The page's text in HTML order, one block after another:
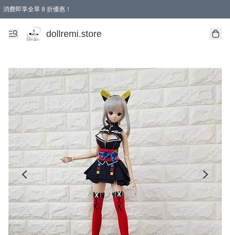
消費即享全單 8 折優惠！
購物滿 HKD 1500.00即享免運費優惠！（適用於 本地送貨、本地取貨、國際送貨 )
dollremi.store